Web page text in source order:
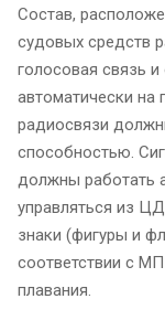
Состав,
судовых средств
голосовая связь
автоматически на
радиосвязи
способностью.
должны работать
управляться из
знаки (фигуры и
соответствии с
плавания.